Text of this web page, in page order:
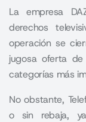
La empresa
derechos
operación se
jugosa oferta
categorías más
No obstante,
o sin rebaja,